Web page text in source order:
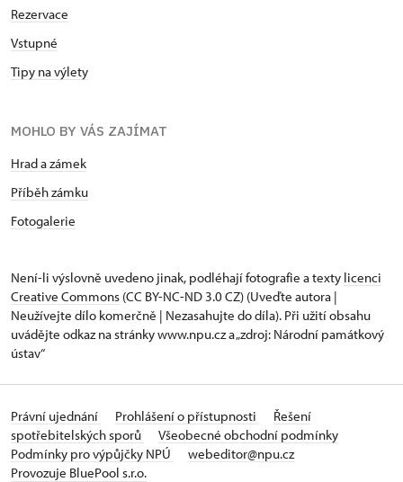
Rezervace
Vstupné
Tipy na výlety
MOHLO BY VÁS ZAJÍMAT
Hrad a zámek
Příběh zámku
Fotogalerie
Není-li výslovně uvedeno jinak, podléhají fotografie a texty licenci
Creative Commons (CC BY-NC-ND 3.0 CZ) (Uveďte autora |
Neužívejte dílo komerčně | Nezasahujte do díla). Při užití obsahu
uvádějte odkaz na stránky www.npu.cz a „zdroj: Národní památkový
ústav“
Právní ujednání Prohlášení o přístupnosti
Řešení
spotřebitelských sporů
Všeobecné obchodní podmínky
Podmínky pro výpůjčky NPÚ
webeditor@npu.cz
Provozuje BluePool s.r.o.